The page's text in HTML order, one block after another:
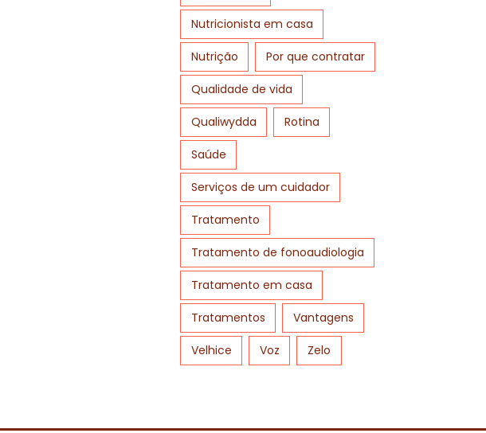
Nutricionista em casa
Nutrição Por que contratar
Qualidade de vida
Qualiwydda Rotina
Saúde
Serviços de um cuidador
Tratamento
Tratamento de fonoaudiologia
Tratamento em casa
Tratamentos Vantagens
Velhice Voz Zelo